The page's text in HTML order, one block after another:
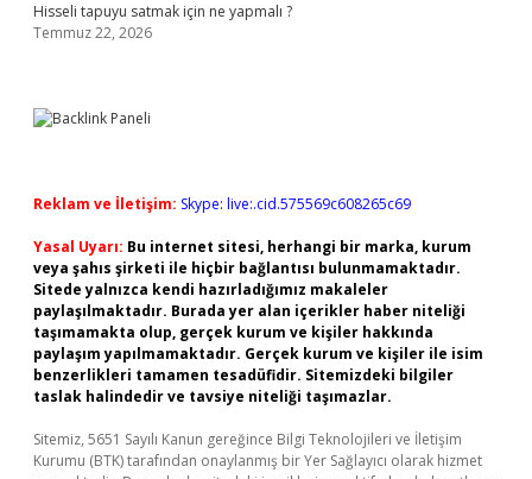
Hisseli tapuyu satmak için ne yapmalı ?
Temmuz 22, 2026
Reklam ve İletişim: Skype: live:.cid.575569c608265c69
Yasal Uyarı: Bu internet sitesi, herhangi bir marka, kurum
veya şahıs şirketi ile hiçbir bağlantısı bulunmamaktadır.
Sitede yalnızca kendi hazırladığımız makaleler
paylaşılmaktadır. Burada yer alan içerikler haber niteliği
taşımamakta olup, gerçek kurum ve kişiler hakkında
paylaşım yapılmamaktadır. Gerçek kurum ve kişiler ile isim
benzerlikleri tamamen tesadüfidir. Sitemizdeki bilgiler
taslak halindedir ve tavsiye niteliği taşımazlar.
Sitemiz, 5651 Sayılı Kanun gereğince Bilgi Teknolojileri ve İletişim
Kurumu (BTK) tarafından onaylanmış bir Yer Sağlayıcı olarak hizmet